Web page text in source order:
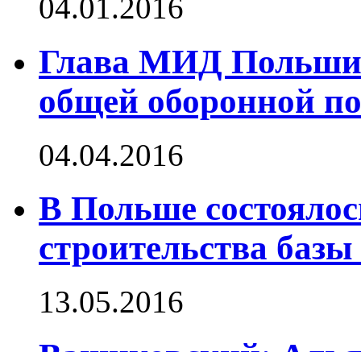
04.01.2016
Глава МИД
общей оборонной
04.04.2016
В Польше
строительства
13.05.2016